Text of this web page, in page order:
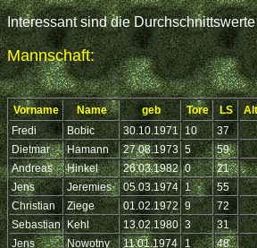
Interessant sind die
Mannschaft:
Vorname Name geb Tore LS
Fredi
Bobic 30.10.1971 10 37
Dietmar
Hamann 27.08.1973 5 59
Andreas
Hinkel 26.03.1982 0 21
Jens
Jeremies 05.03.1974 1 55
Christian
Ziege 01.02.1972 9 72
Sebastian
Kehl 13.02.1980 3 31
Jens
Nowotny 11.01.1974 1 48